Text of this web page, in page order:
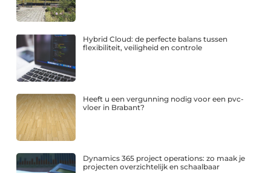
Hybrid Cloud: de perfecte balans tussen
flexibiliteit, veiligheid en controle
Heeft u een vergunning nodig voor een pvc-
vloer in Brabant?
Dynamics 365 project operations: zo maak je
projecten overzichtelijk en schaalbaar